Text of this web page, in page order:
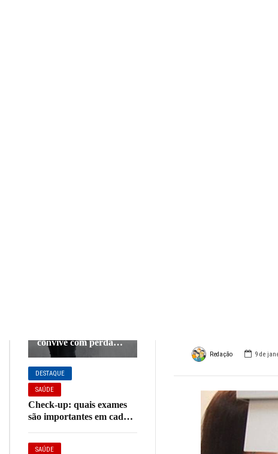
convive com perda
involuntária de urina,
aponta pesquisa
DESTAQUE
SAÚDE
Check-up: quais exames
são importantes em cada
SAÚDE
Redação 9 de